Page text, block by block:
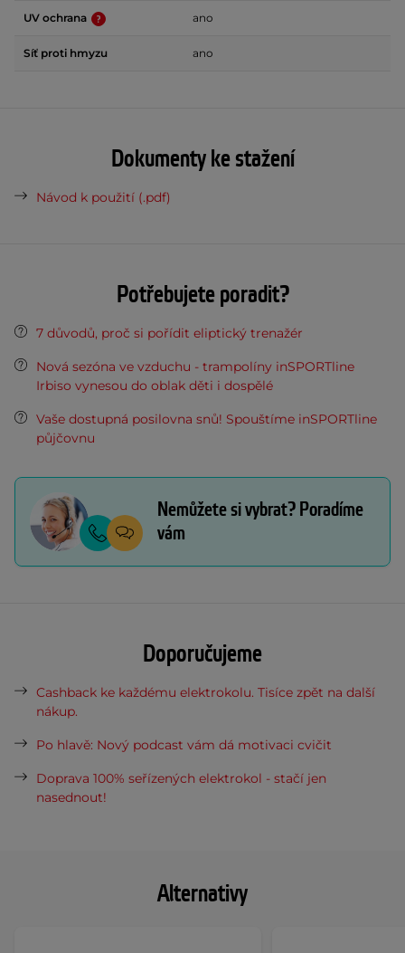
Alternativy
UV ochrana ano
Síť proti hmyzu ano
Dokumenty ke stažení
Návod k použití (.pdf)
Potřebujete poradit?
7 důvodů, proč si pořídit eliptický trenažér
Nová sezóna ve vzduchu - trampolíny inSPORTline
Irbiso vynesou do oblak děti i dospělé
Vaše dostupná posilovna snů! Spouštíme inSPORTline
půjčovnu
Nemůžete si vybrat? Poradíme
vám
Doporučujeme
Cashback ke každému elektrokolu. Tisíce zpět na další
nákup.
Po hlavě: Nový podcast vám dá motivaci cvičit
Doprava 100% seřízených elektrokol - stačí jen
nasednout!